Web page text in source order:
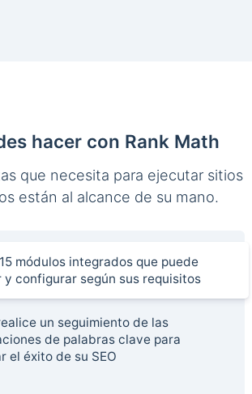
hacer con Rank Math
que necesita para ejecutar sitios
están al alcance de su mano.
módulos integrados que puede
y configurar según sus requisitos
un seguimiento de las
de palabras clave para
el éxito de su SEO